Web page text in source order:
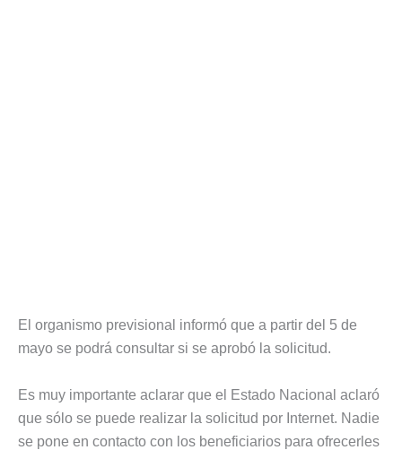
El organismo previsional informó que a partir del 5 de
mayo se podrá consultar si se aprobó la solicitud.
Es muy importante aclarar que el Estado Nacional aclaró
que sólo se puede realizar la solicitud por Internet. Nadie
se pone en contacto con los beneficiarios para ofrecerles